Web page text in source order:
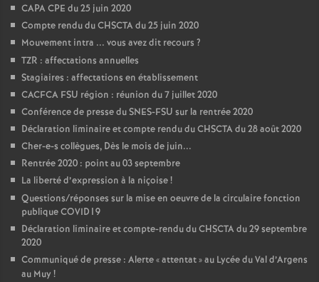
CAPA CPE du 25 juin 2020
Compte rendu du CHSCTA du 25 juin 2020
Mouvement intra ... vous avez dit recours ?
TZR : affectations annuelles
Stagiaires : affectations en établissement
CACFCA FSU région : réunion du 7 juillet 2020
Conférence de presse du SNES-FSU sur la rentrée 2020
Déclaration liminaire et compte rendu du CHSCTA du 28 août 2020
Cher-e-s collègues, Dès le mois de juin...
Rentrée 2020 : point au 03 septembre
La liberté d’expression à la niçoise!
Questions/réponses sur la mise en oeuvre de la circulaire fonction
publique COVID19
Déclaration liminaire et compte-rendu du CHSCTA du 29 septembre
2020
Communiqué de presse : Alerte «attentat» au Lycée du Val d’Argens
au Muy !